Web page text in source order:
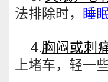
法排除时，
睡
4.胸闷或刺
上堵车，轻一